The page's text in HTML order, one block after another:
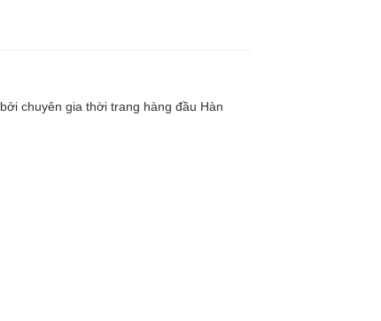
chuyên gia thời trang hàng đầu Hàn